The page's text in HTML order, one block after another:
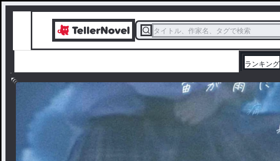
タイトル、作家名、タグで検索
ランキング